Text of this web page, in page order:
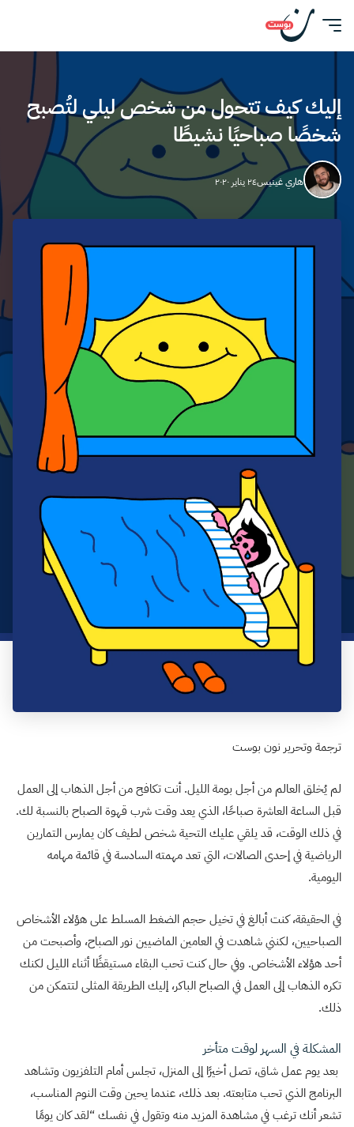
إليك كيف تتحول من شخص ليلي لتُصبح
شخصًا صباحيًا نشيطًا
هاري غينيس٢٤ يناير ٢٠٢٠
ترجمة وتحرير نون بوست
لم يُخلق العالم من أجل بومة الليل. أنت تكافح من أجل الذهاب إلى العمل
قبل الساعة العاشرة صباحًا، الذي يعد وقت شرب قهوة الصباح بالنسبة لك.
في ذلك الوقت، قد يلقي عليك التحية شخص لطيف كان يمارس التمارين
الرياضية في إحدى الصالات، التي تعد مهمته السادسة في قائمة مهامه
اليومية.
في الحقيقة، كنت أبالغ في تخيل حجم الضغط المسلط على هؤلاء الأشخاص
الصباحيين، لكنني شاهدت في العامين الماضيين نور الصباح، وأصبحت من
أحد هؤلاء الأشخاص. وفي حال كنت تحب البقاء مستيقظًا أثناء الليل لكنك
تكره الذهاب إلى العمل في الصباح الباكر، إليك الطريقة المثلى لتتمكن من
ذلك.
المشكلة في السهر لوقت متأخر
بعد يوم عمل شاق، تصل أخيرًا إلى المنزل، تجلس أمام التلفزيون وتشاهد
البرنامج الذي تحب متابعته. بعد ذلك، عندما يحين وقت النوم المناسب،
تشعر أنك ترغب في مشاهدة المزيد منه وتقول في نفسك “لقد كان يومًا